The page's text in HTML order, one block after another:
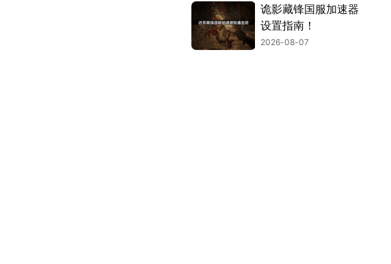
诡影藏锋国服加速器
设置指南！
2026-08-07